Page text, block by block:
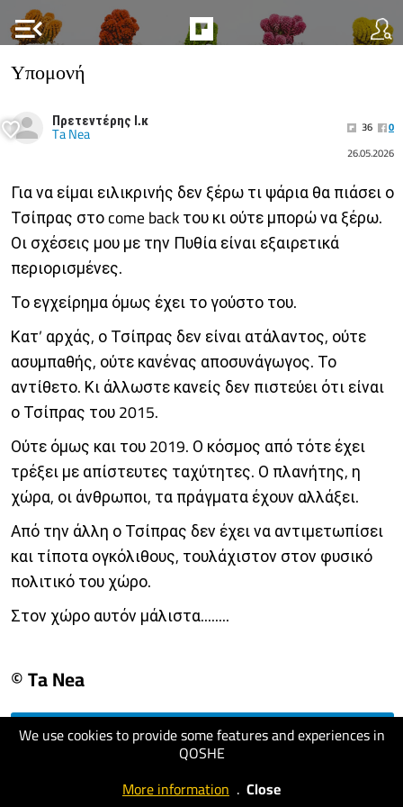
menu_open
We use cookies to provide some features and experiences in
QOSHE
More information . Close
Υπομονή
Πρετεντέρης Ι.κ
Ta Nea 36
0
26.05.2026
Για να είμαι ειλικρινής δεν ξέρω τι ψάρια θα πιάσει ο
Τσίπρας στο come back του κι ούτε μπορώ να ξέρω.
Οι σχέσεις μου με την Πυθία είναι εξαιρετικά
περιορισμένες.
Το εγχείρημα όμως έχει το γούστο του.
Κατ’ αρχάς, ο Τσίπρας δεν είναι ατάλαντος, ούτε
ασυμπαθής, ούτε κανένας αποσυνάγωγος. Το
αντίθετο. Κι άλλωστε κανείς δεν πιστεύει ότι είναι
ο Τσίπρας του 2015.
Ούτε όμως και του 2019. Ο κόσμος από τότε έχει
τρέξει με απίστευτες ταχύτητες. Ο πλανήτης, η
χώρα, οι άνθρωποι, τα πράγματα έχουν αλλάξει.
Από την άλλη ο Τσίπρας δεν έχει να αντιμετωπίσει
και τίποτα ογκόλιθους, τουλάχιστον στον φυσικό
πολιτικό του χώρο.
Στον χώρο αυτόν μάλιστα........
© Ta Nea
visit website